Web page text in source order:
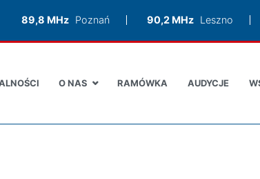
89,8 MHz Poznań 90,2 MHz Leszno
O NAS RAMÓWKA AUDYCJE